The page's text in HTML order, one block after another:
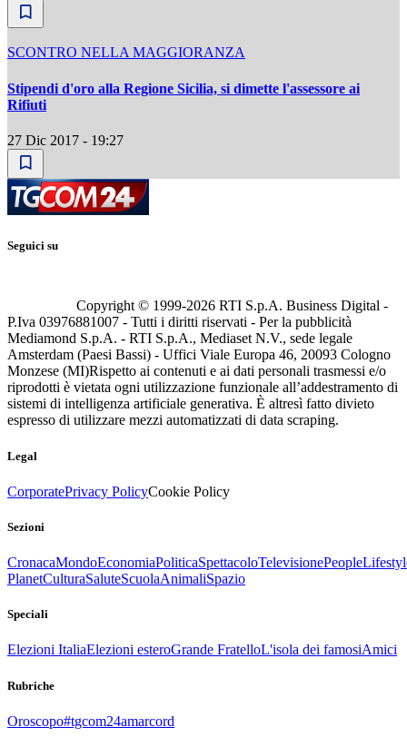
SCONTRO NELLA MAGGIORANZA
Stipendi d'oro alla Regione Sicilia, si dimette l'assessore ai
Rifiuti
27 Dic 2017 - 19:27
Seguici su
Copyright © 1999-2026 RTI S.p.A. Business Digital -
P.Iva 03976881007 - Tutti i diritti riservati - Per la pubblicità
Mediamond S.p.A. - RTI S.p.A., Mediaset N.V., sede legale
Amsterdam (Paesi Bassi) - Uffici Viale Europa 46, 20093 Cologno
Monzese (MI)Rispetto ai contenuti e ai dati personali trasmessi e/o
riprodotti è vietata ogni utilizzazione funzionale all’addestramento di
sistemi di intelligenza artificiale generativa. È altresì fatto divieto
espresso di utilizzare mezzi automatizzati di data scraping.
Legal
CorporatePrivacy PolicyCookie Policy
Sezioni
CronacaMondoEconomiaPoliticaSpettacoloTelevisionePeople
PlanetCulturaSaluteScuolaAnimaliSpazio
Speciali
Elezioni ItaliaElezioni esteroGrande FratelloL'isola dei famosiAmici
Rubriche
Oroscopo#tgcom24amarcord